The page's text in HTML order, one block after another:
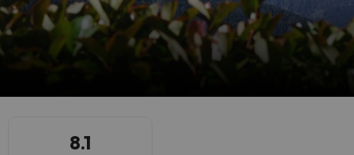
8.1